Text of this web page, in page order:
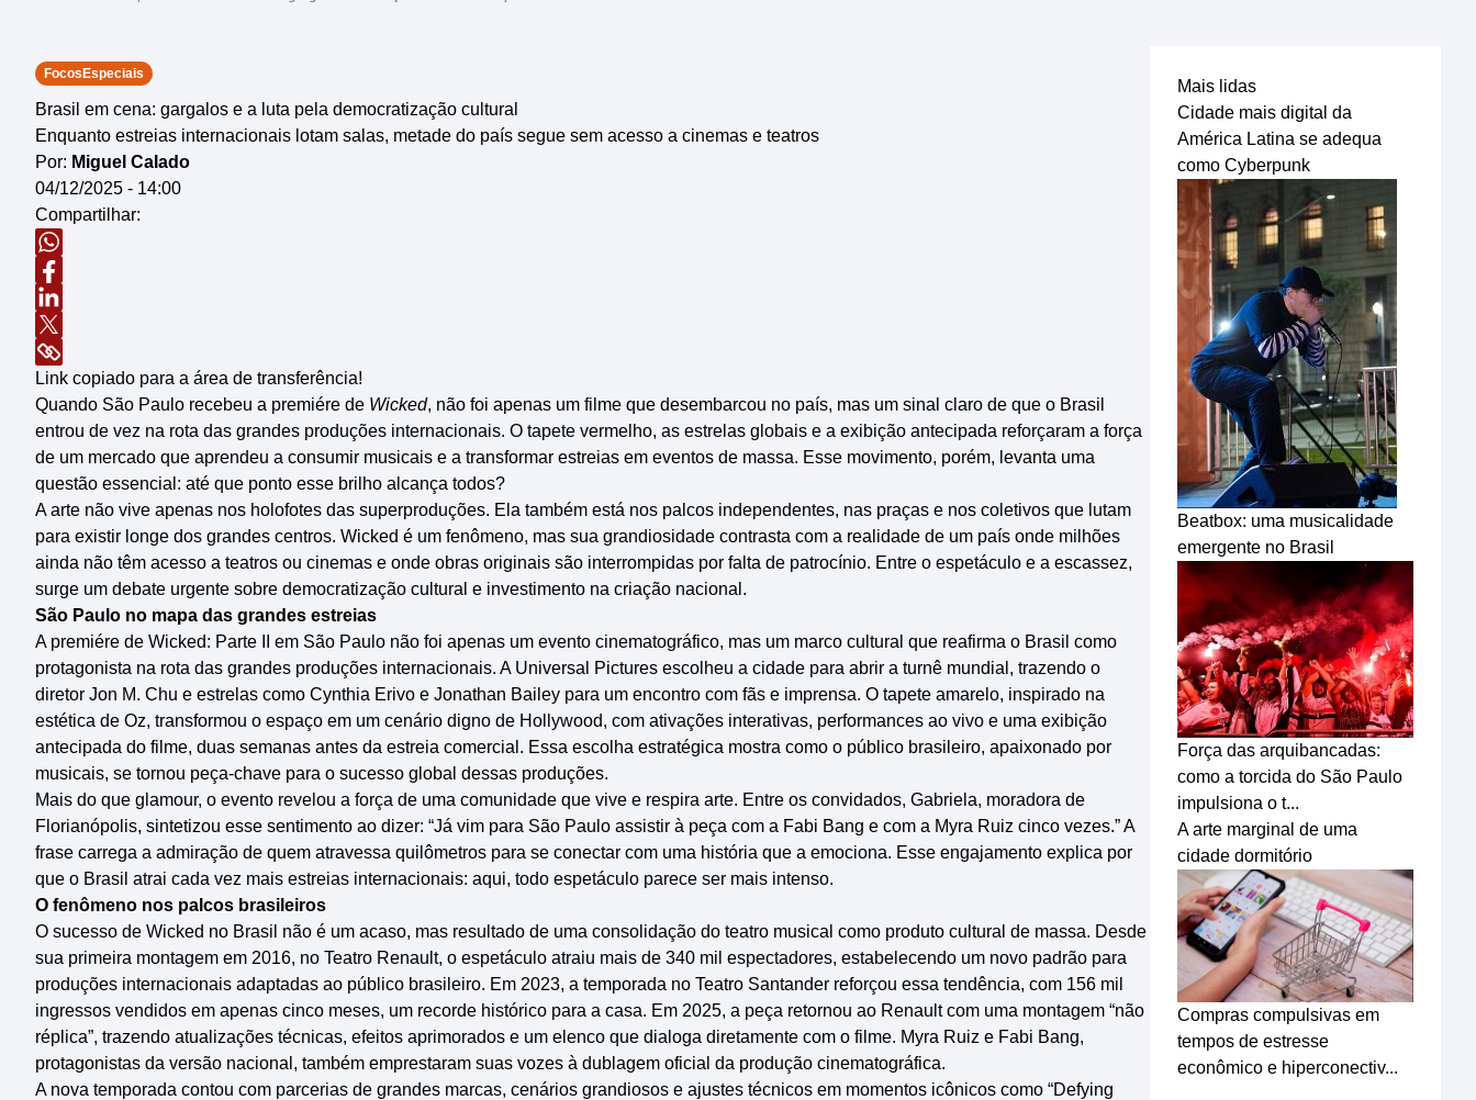
FocosEspeciais
Brasil em cena: gargalos e a luta pela democratização cultural
Enquanto estreias internacionais lotam salas, metade do país segue sem acesso a cinemas e teatros
Por: Miguel Calado
04/12/2025 - 14:00
Compartilhar:
Link copiado para a área de transferência!
Quando São Paulo recebeu a premiére de Wicked, não foi apenas um filme que desembarcou no país, mas um sinal claro de que o Brasil
entrou de vez na rota das grandes produções internacionais. O tapete vermelho, as estrelas globais e a exibição antecipada reforçaram a força
de um mercado que aprendeu a consumir musicais e a transformar estreias em eventos de massa. Esse movimento, porém, levanta uma
questão essencial: até que ponto esse brilho alcança todos?
A arte não vive apenas nos holofotes das superproduções. Ela também está nos palcos independentes, nas praças e nos coletivos que lutam
para existir longe dos grandes centros. Wicked é um fenômeno, mas sua grandiosidade contrasta com a realidade de um país onde milhões
ainda não têm acesso a teatros ou cinemas e onde obras originais são interrompidas por falta de patrocínio. Entre o espetáculo e a escassez,
surge um debate urgente sobre democratização cultural e investimento na criação nacional.
São Paulo no mapa das grandes estreias
A premiére de Wicked: Parte II em São Paulo não foi apenas um evento cinematográfico, mas um marco cultural que reafirma o Brasil como
protagonista na rota das grandes produções internacionais. A Universal Pictures escolheu a cidade para abrir a turnê mundial, trazendo o
diretor Jon M. Chu e estrelas como Cynthia Erivo e Jonathan Bailey para um encontro com fãs e imprensa. O tapete amarelo, inspirado na
estética de Oz, transformou o espaço em um cenário digno de Hollywood, com ativações interativas, performances ao vivo e uma exibição
antecipada do filme, duas semanas antes da estreia comercial. Essa escolha estratégica mostra como o público brasileiro, apaixonado por
musicais, se tornou peça-chave para o sucesso global dessas produções.
Mais do que glamour, o evento revelou a força de uma comunidade que vive e respira arte. Entre os convidados, Gabriela, moradora de
Florianópolis, sintetizou esse sentimento ao dizer: “Já vim para São Paulo assistir à peça com a Fabi Bang e com a Myra Ruiz cinco vezes.” A
frase carrega a admiração de quem atravessa quilômetros para se conectar com uma história que a emociona. Esse engajamento explica por
que o Brasil atrai cada vez mais estreias internacionais: aqui, todo espetáculo parece ser mais intenso.
O fenômeno nos palcos brasileiros
O sucesso de Wicked no Brasil não é um acaso, mas resultado de uma consolidação do teatro musical como produto cultural de massa. Desde
sua primeira montagem em 2016, no Teatro Renault, o espetáculo atraiu mais de 340 mil espectadores, estabelecendo um novo padrão para
produções internacionais adaptadas ao público brasileiro. Em 2023, a temporada no Teatro Santander reforçou essa tendência, com 156 mil
ingressos vendidos em apenas cinco meses, um recorde histórico para a casa. Em 2025, a peça retornou ao Renault com uma montagem “não
réplica”, trazendo atualizações técnicas, efeitos aprimorados e um elenco que dialoga diretamente com o filme. Myra Ruiz e Fabi Bang,
protagonistas da versão nacional, também emprestaram suas vozes à dublagem oficial da produção cinematográfica.
A nova temporada contou com parcerias de grandes marcas, cenários grandiosos e ajustes técnicos em momentos icônicos como “Defying
Mais lidas
Cidade mais digital da
América Latina se adequa
como Cyberpunk
Beatbox: uma musicalidade
emergente no Brasil
Força das arquibancadas:
como a torcida do São Paulo
impulsiona o t...
A arte marginal de uma
cidade dormitório
Compras compulsivas em
tempos de estresse
econômico e hiperconectiv...